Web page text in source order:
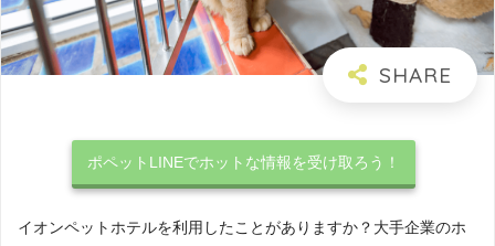
ポペットLINEでホットな情報を受け取ろう！
イオンペットホテルを利用したことがありますか？大手企業のホ